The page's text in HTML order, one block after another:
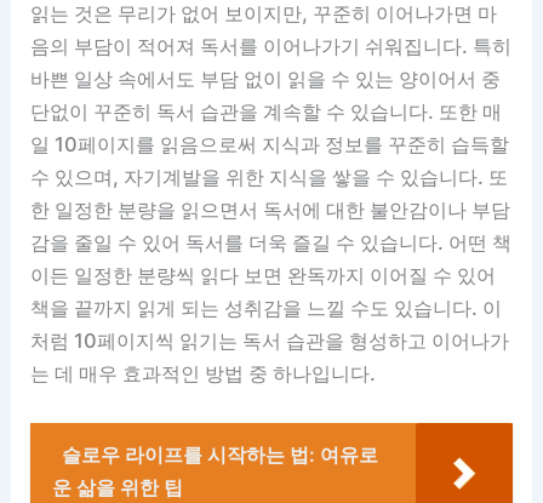
읽는 것은 무리가 없어 보이지만, 꾸준히 이어나가면 마
음의 부담이 적어져 독서를 이어나가기 쉬워집니다. 특히
바쁜 일상 속에서도 부담 없이 읽을 수 있는 양이어서 중
단없이 꾸준히 독서 습관을 계속할 수 있습니다. 또한 매
일 10페이지를 읽음으로써 지식과 정보를 꾸준히 습득할
수 있으며, 자기계발을 위한 지식을 쌓을 수 있습니다. 또
한 일정한 분량을 읽으면서 독서에 대한 불안감이나 부담
감을 줄일 수 있어 독서를 더욱 즐길 수 있습니다. 어떤 책
이든 일정한 분량씩 읽다 보면 완독까지 이어질 수 있어
책을 끝까지 읽게 되는 성취감을 느낄 수도 있습니다. 이
처럼 10페이지씩 읽기는 독서 습관을 형성하고 이어나가
는 데 매우 효과적인 방법 중 하나입니다.
슬로우 라이프를 시작하는 법: 여유로
운 삶을 위한 팁